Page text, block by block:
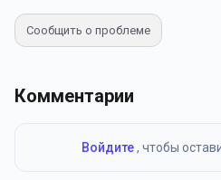
Сообщить о проблеме
Комментарии
Войдите, чтобы